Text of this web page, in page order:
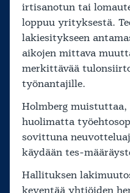
irtisanotun tai
loppuu yrityksestä.
lakiesitykseen
aikojen mittava
merkittävää
työnantajille.
Holmberg
huolimatta
sovittuna
käydään tes-
Hallituksen